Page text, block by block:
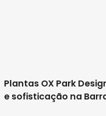
Plantas OX Park
e sofisticação na